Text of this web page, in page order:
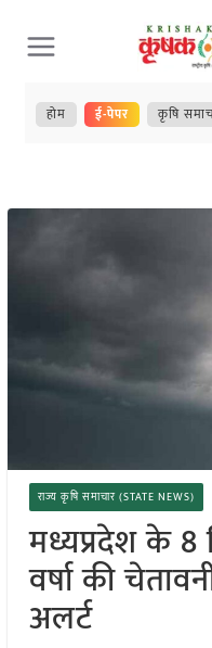
Skip
to
content
होम ई-पेपर कृषि
राज्य कृषि समाचार (STATE NEWS)
मध्यप्रदेश के 8
वर्षा की
अलर्ट